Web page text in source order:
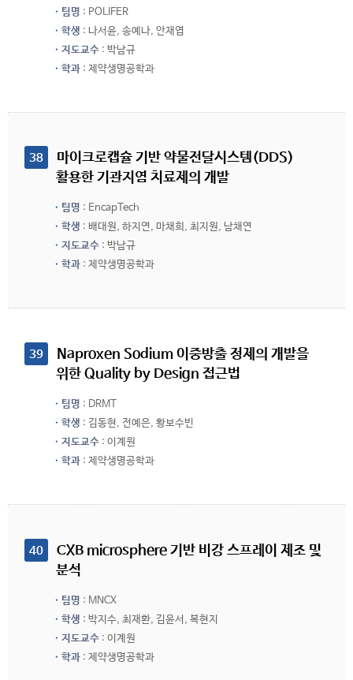
팀명 : POLIFER
학생 : 나서윤, 송예나, 안재엽
지도교수 : 박남규
학과 : 제약생명공학과
38
마이크로캡슐 기반 약물전달시스템(DDS)
활용한 기관지염 치료제의 개발
팀명 : EncapTech
학생 : 배대원, 하지연, 마채희, 최지원, 남채연
지도교수 : 박남규
학과 : 제약생명공학과
39
Naproxen Sodium 이중방출 정제의 개발을
위한 Quality by Design 접근법
팀명 : DRMT
학생 : 김동현, 전예은, 황보수빈
지도교수 : 이계원
학과 : 제약생명공학과
40
CXB microsphere 기반 비강 스프레이 제조 및
분석
팀명 : MNCX
학생 : 박지수, 최재환, 김윤서, 복현지
지도교수 : 이계원
학과 : 제약생명공학과